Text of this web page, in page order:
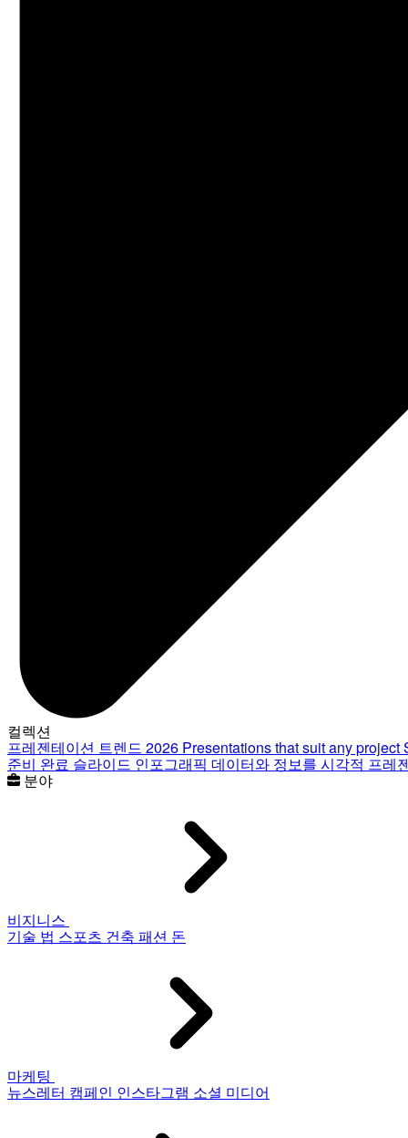
컬렉션
프레젠테이션 트렌드 2026 Presentations that suit any project
준비 완료 슬라이드 인포그래픽 데이터와 정보를 시각적 프레
분야
비지니스
기술 법 스포츠 건축 패션 돈
마케팅
뉴스레터 캠페인 인스타그램 소셜 미디어